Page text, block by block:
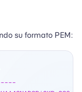
su formato PEM: